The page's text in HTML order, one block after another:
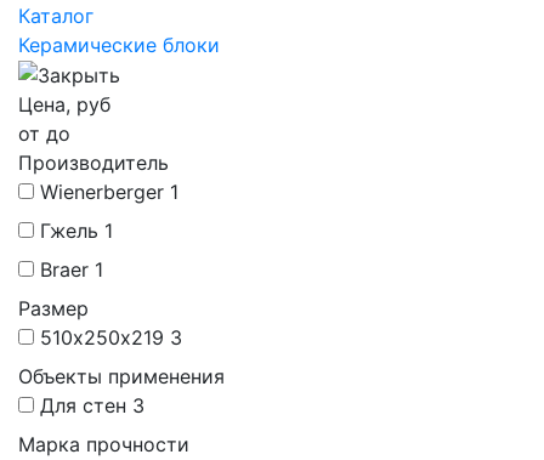
Каталог
Керамические блоки
Цена, руб
от до
Производитель
Wienerberger 1
Гжель 1
Braer 1
Размер
510х250х219 3
Объекты применения
Для стен 3
Марка прочности